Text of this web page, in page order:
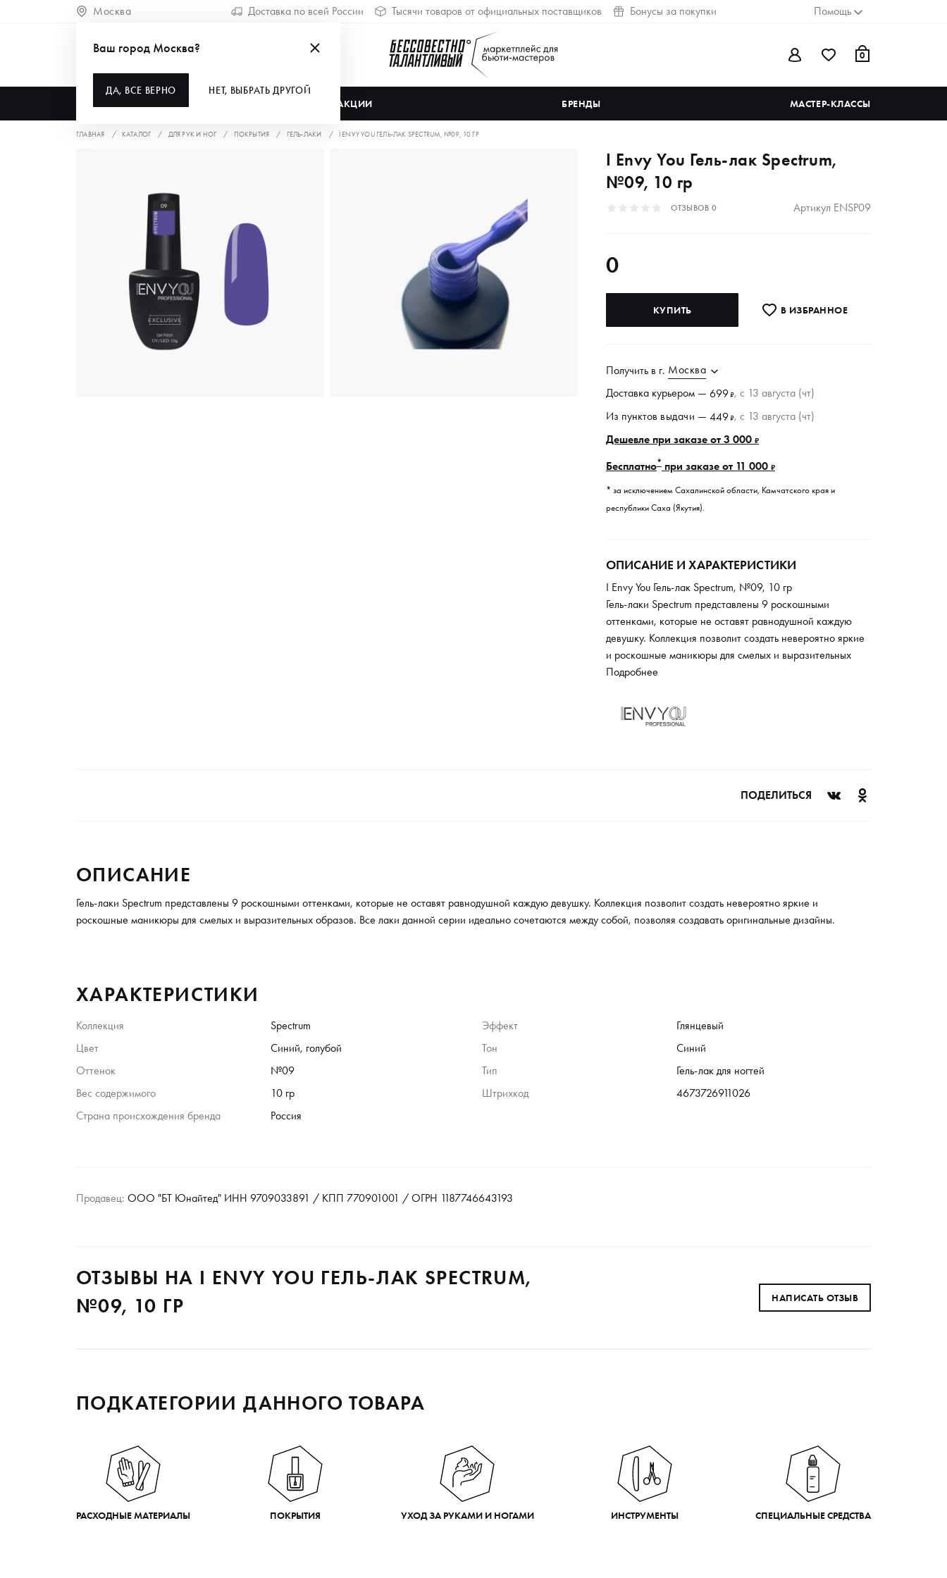
Москва Доставка по всей России Тысячи товаров от официальных поставщиков Бонусы за покупки Помощь
0
АКЦИИ БРЕНДЫ МАСТЕР-КЛАССЫ
Ваш город Москва?
ДА, ВСЕ ВЕРНО НЕТ, ВЫБРАТЬ ДРУГОЙ
ГЛАВНАЯ КАТАЛОГ ДЛЯ РУК И НОГ ПОКРЫТИЯ ГЕЛЬ-ЛАКИ I ENVY YOU ГЕЛЬ-ЛАК SPECTRUM, №09, 10 ГР
I Envy You Гель-лак Spectrum,
№09, 10 гр
ОТЗЫВОВ 0 Артикул ENSP09
0
КУПИТЬ В ИЗБРАННОE
Получить в г. Москва
Доставка курьером —699₽, c 13 августа (чт)
Из пунктов выдачи —449₽, c 13 августа (чт)
Дешевле при заказе от 3 000₽
Бесплатно* при заказе от 11 000₽
* за исключением Сахалинской области, Камчатского края и
республики Саха (Якутия).
ОПИСАНИЕ И ХАРАКТЕРИСТИКИ
I Envy You Гель-лак Spectrum, №09, 10 гр
Гель-лаки Spectrum представлены 9 роскошными
оттенками, которые не оставят равнодушной каждую
девушку. Коллекция позволит создать невероятно яркие
и роскошные маникюры для смелых и выразительных
образов. Все лаки данной серии идеально сочетаются
дизайны.
Подробнее
ПОДЕЛИТЬСЯ
ОПИСАНИЕ
Гель-лаки Spectrum представлены 9 роскошными оттенками, которые не оставят равнодушной каждую девушку. Коллекция позволит создать невероятно яркие и
роскошные маникюры для смелых и выразительных образов. Все лаки данной серии идеально сочетаются между собой, позволяя создавать оригинальные дизайны.
ХАРАКТЕРИСТИКИ
Коллекция Spectrum Эффект
Глянцевый
Цвет
Синий, голубой Тон
Синий
Оттенок
№09 Тип
Гель-лак для ногтей
Вес содержимого
10 гр Штрихкод
4673726911026
Страна происхождения бренда
Россия
Продавец: ООО "БТ Юнайтед" ИНН 9709033891 / КПП 770901001 / ОГРН 1187746643193
ОТЗЫВЫ НА I ENVY YOU ГЕЛЬ-ЛАК SPECTRUM,
№09, 10 ГР
НАПИСАТЬ ОТЗЫВ
ПОДКАТЕГОРИИ ДАННОГО ТОВАРА
РАСХОДНЫЕ МАТЕРИАЛЫ ПОКРЫТИЯ УХОД ЗА РУКАМИ И НОГАМИ ИНСТРУМЕНТЫ СПЕЦИАЛЬНЫЕ СРЕДСТВА